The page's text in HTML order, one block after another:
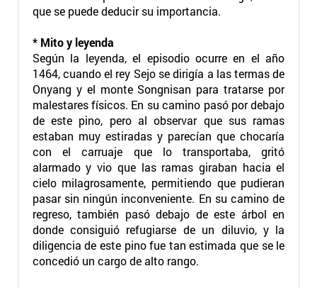
que se puede deducir su importancia.
* Mito y leyenda
Según la leyenda, el episodio ocurre en el año
1464, cuando el rey Sejo se dirigía a las termas de
Onyang y el monte Songnisan para tratarse por
malestares físicos. En su camino pasó por debajo
de este pino, pero al observar que sus ramas
estaban muy estiradas y parecían que chocaría
con el carruaje que lo transportaba, gritó
alarmado y vio que las ramas giraban hacia el
cielo milagrosamente, permitiendo que pudieran
pasar sin ningún inconveniente. En su camino de
regreso, también pasó debajo de este árbol en
donde consiguió refugiarse de un diluvio, y la
diligencia de este pino fue tan estimada que se le
concedió un cargo de alto rango.